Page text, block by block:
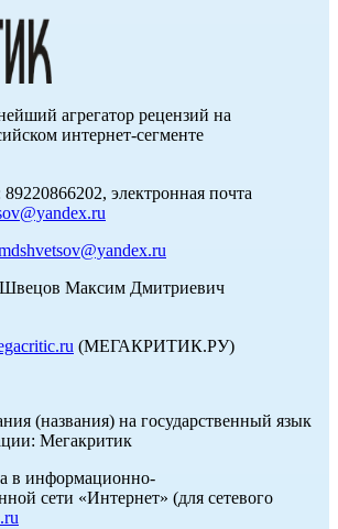
агрегатор рецензий на
интернет-сегменте
электронная почта
Швецов Максим Дмитриевич
(МЕГАКРИТИК.РУ)
(названия) на государственный язык
Мегакритик
в информационно-
сети «Интернет» (для сетевого